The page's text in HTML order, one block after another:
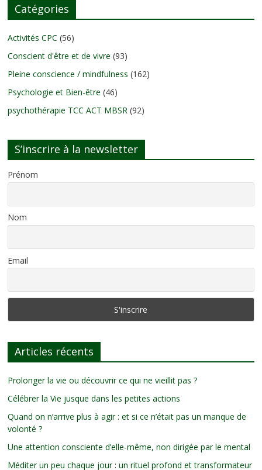
Catégories
Activités CPC (56)
Conscient d'être et de vivre (93)
Pleine conscience / mindfulness (162)
Psychologie et Bien-être (46)
psychothérapie TCC ACT MBSR (92)
S’inscrire à la newsletter
Prénom
Nom
Email
Articles récents
Prolonger la vie ou découvrir ce qui ne vieillit pas ?
Célébrer la Vie jusque dans les petites actions
Quand on n’arrive plus à agir : et si ce n’était pas un manque de
volonté ?
Une attention consciente d’elle-même, non dirigée par le mental
Méditer un peu chaque jour : un rituel profond et transformateur